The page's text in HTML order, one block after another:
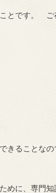
とです。 ご
できることなの
めに、専門